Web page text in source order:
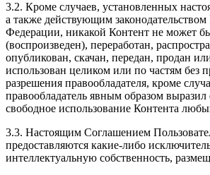
3.2. Кроме случаев, установленных
а также действующим законодательством
Федерации, никакой Контент не может
(воспроизведен), переработан,
опубликован, скачан, передан, продан
использован целиком или по частям без
разрешения правообладателя, кроме
правообладатель явным образом выразил
свободное использование Контента
3.3. Настоящим Соглашением
предоставляются какие-либо
интеллектуальную собственность,